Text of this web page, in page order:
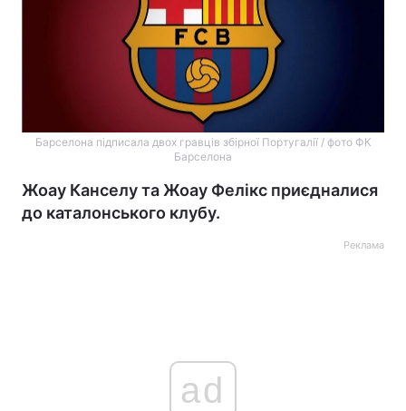
Барселона підписала двох гравців збірної Португалії / фото ФК
Барселона
Жоау Канселу та Жоау Фелікс приєдналися
до каталонського клубу.
Реклама
ad